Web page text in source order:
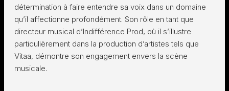
détermination à faire entendre sa voix dans un domaine
qu’il affectionne profondément. Son rôle en tant que
directeur musical d’Indifférence Prod, où il s’illustre
particulièrement dans la production d’artistes tels que
Vitaa, démontre son engagement envers la scène
musicale.